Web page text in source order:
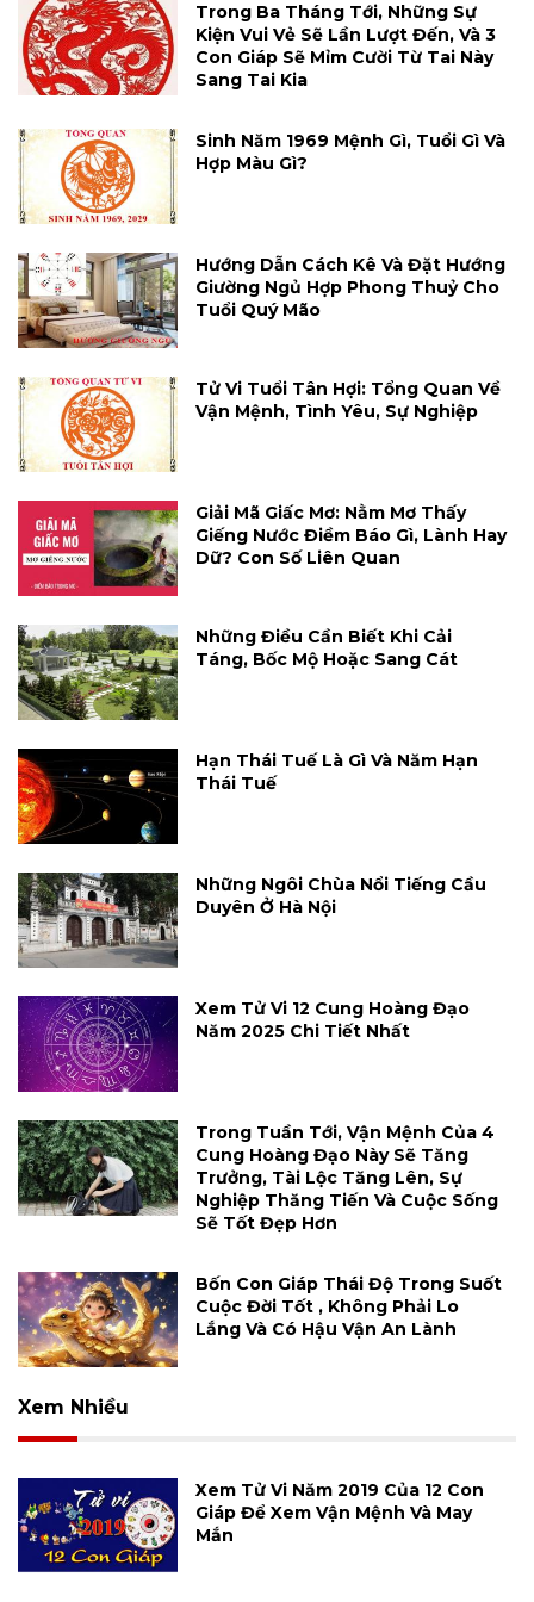
Trong Ba Tháng Tới, Những Sự
Kiện Vui Vẻ Sẽ Lần Lượt Đến, Và 3
Con Giáp Sẽ Mỉm Cười Từ Tai Này
Sang Tai Kia
Sinh Năm 1969 Mệnh Gì, Tuổi Gì Và
Hợp Màu Gì?
Hướng Dẫn Cách Kê Và Đặt Hướng
Giường Ngủ Hợp Phong Thuỷ Cho
Tuổi Quý Mão
Tử Vi Tuổi Tân Hợi: Tổng Quan Về
Vận Mệnh, Tình Yêu, Sự Nghiệp
Giải Mã Giấc Mơ: Nằm Mơ Thấy
Giếng Nước Điềm Báo Gì, Lành Hay
Dữ? Con Số Liên Quan
Những Điều Cần Biết Khi Cải
Táng, Bốc Mộ Hoặc Sang Cát
Hạn Thái Tuế Là Gì Và Năm Hạn
Thái Tuế
Những Ngôi Chùa Nổi Tiếng Cầu
Duyên Ở Hà Nội
Xem Tử Vi 12 Cung Hoàng Đạo
Năm 2025 Chi Tiết Nhất
Trong Tuần Tới, Vận Mệnh Của 4
Cung Hoàng Đạo Này Sẽ Tăng
Trưởng, Tài Lộc Tăng Lên, Sự
Nghiệp Thăng Tiến Và Cuộc Sống
Sẽ Tốt Đẹp Hơn
Bốn Con Giáp Thái Độ Trong Suốt
Cuộc Đời Tốt , Không Phải Lo
Lắng Và Có Hậu Vận An Lành
Xem Nhiều
Xem Tử Vi Năm 2019 Của 12 Con
Giáp Để Xem Vận Mệnh Và May
Mắn